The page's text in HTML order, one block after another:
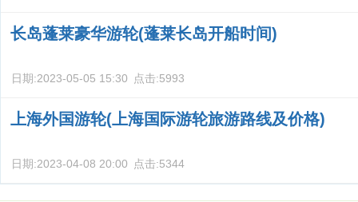
长岛蓬莱豪华游轮(蓬莱长岛开船时间)
日期:2023-05-05 15:30 点击:5993
上海外国游轮(上海国际游轮旅游路线及价格)
日期:2023-04-08 20:00 点击:5344